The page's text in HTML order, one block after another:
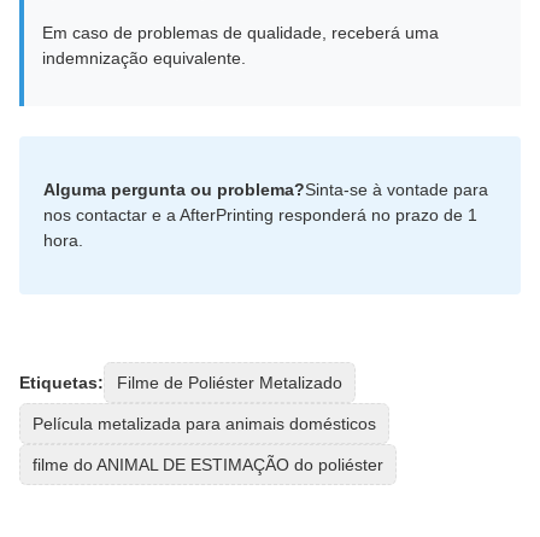
Em caso de problemas de qualidade, receberá uma
indemnização equivalente.
Alguma pergunta ou problema?Sinta-se à vontade para
nos contactar e a AfterPrinting responderá no prazo de 1
hora.
Etiquetas: Filme de Poliéster Metalizado
Película metalizada para animais domésticos
filme do ANIMAL DE ESTIMAÇÃO do poliéster